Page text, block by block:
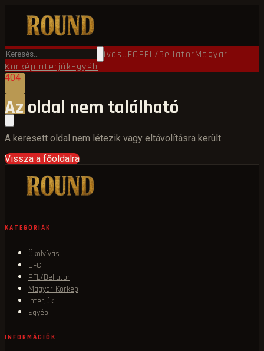
FőoldalRound TV ÖkölvívásUFCPFL/BellatorMagyar
KörképInterjúkEgyéb
404
Az oldal nem található
A keresett oldal nem létezik vagy eltávolításra került.
Vissza a főoldalra
KATEGÓRIÁK
Ökölvívás
UFC
PFL/Bellator
Magyar Körkép
Interjúk
Egyéb
INFORMÁCIÓK